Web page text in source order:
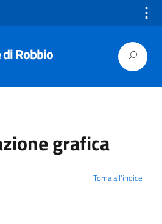
⋮
Robbio
grafica
Torna all'indice